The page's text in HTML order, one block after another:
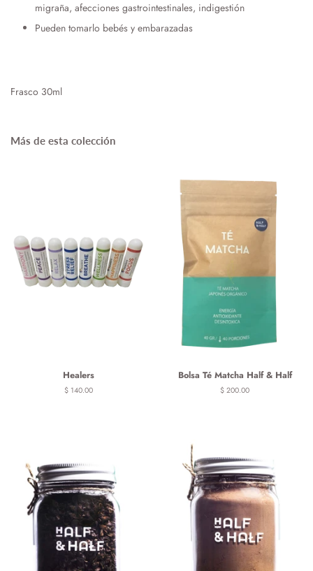
migraña, afecciones gastrointestinales, indigestión
Pueden tomarlo bebés y embarazadas
Frasco 30ml
Más de esta colección
Healers
Precio
$ 140.00
Bolsa Té Matcha Half & Half
Precio
$ 200.00